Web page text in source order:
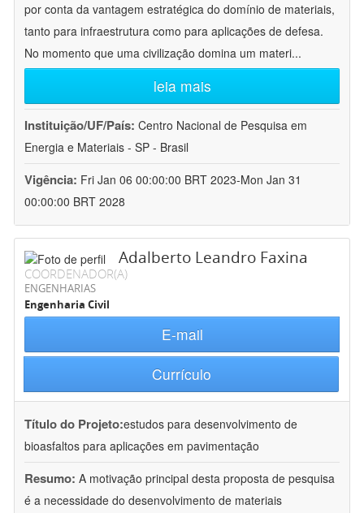
por conta da vantagem estratégica do domínio de materiais,
tanto para infraestrutura como para aplicações de defesa.
No momento que uma civilização domina um materi...
leia mais
Instituição/UF/País: Centro Nacional de Pesquisa em
Energia e Materiais - SP - Brasil
Vigência: Fri Jan 06 00:00:00 BRT 2023-Mon Jan 31
00:00:00 BRT 2028
Adalberto Leandro Faxina
COORDENADOR(A)
ENGENHARIAS
Engenharia Civil
E-mail
Currículo
Título do Projeto:estudos para desenvolvimento de
bioasfaltos para aplicações em pavimentação
Resumo: A motivação principal desta proposta de pesquisa
é a necessidade do desenvolvimento de materiais